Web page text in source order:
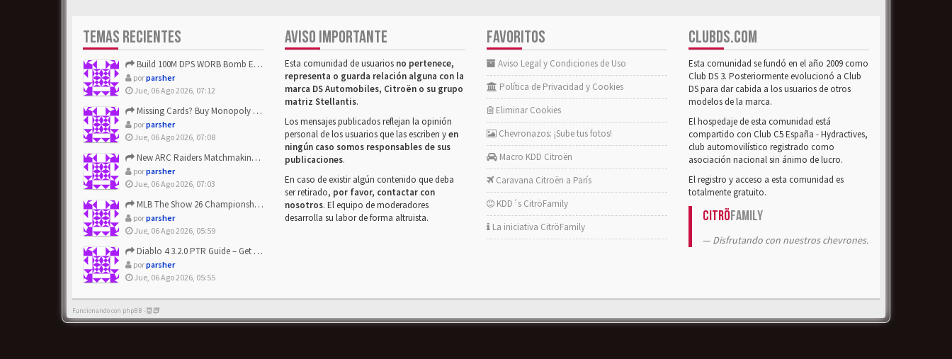
TEMAS RECIENTES
Build 100M DPS WORB Bomb Elementalist Fast - Grab POE Curren...
porparsher
Jue, 06 Ago 2026, 07:12
Missing Cards? Buy Monopoly Go Happy Harvest with Looney Tun...
porparsher
Jue, 06 Ago 2026, 07:08
New ARC Raiders Matchmaking Update: Stop Failed - Grab Bluep...
porparsher
Jue, 06 Ago 2026, 07:03
MLB The Show 26 Championship Series Update! Get Cheap & ...
porparsher
Jue, 06 Ago 2026, 05:59
Diablo 4 3.2.0 PTR Guide – Get 8% Off Items Quickly to Test ...
porparsher
Jue, 06 Ago 2026, 05:55
AVISO IMPORTANTE
Esta comunidad de usuarios no pertenece,
representa o guarda relación alguna con la
marca DS Automobiles, Citroën o su grupo
matriz Stellantis.
Los mensajes publicados reflejan la opinión
personal de los usuarios que las escriben yen
ningún caso somos responsables de sus
publicaciones.
En caso de existir algún contenido que deba
ser retirado, por favor, contactar con
nosotros. El equipo de moderadores
desarrolla su labor de forma altruista.
FAVORITOS
Aviso Legal y Condiciones de Uso
Política de Privacidad y Cookies
Eliminar Cookies
Chevronazos: ¡Sube tus fotos!
Macro KDD Citroën
Caravana Citroën a París
KDD´s CitröFamily
La iniciativa CitröFamily
CLUBDS.COM
Esta comunidad se fundó en el año 2009 como
Club DS 3. Posteriormente evolucionó a Club
DS para dar cabida a los usuarios de otros
modelos de la marca.
El hospedaje de esta comunidad está
compartido con Club C5 España - Hydractives,
club automovilístico registrado como
asociación nacional sin ánimo de lucro.
El registro y acceso a esta comunidad es
totalmente gratuito.
CitröFamily
Disfrutando con nuestros chevrones.
Funcionando con phpBB -